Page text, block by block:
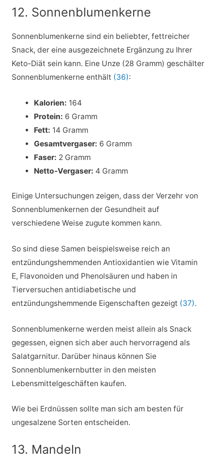
12. Sonnenblumenkerne
Sonnenblumenkerne sind ein beliebter, fettreicher
Snack, der eine ausgezeichnete Ergänzung zu Ihrer
Keto-Diät sein kann. Eine Unze (28 Gramm) geschälter
Sonnenblumenkerne enthält (36):
Kalorien: 164
Protein: 6 Gramm
Fett: 14 Gramm
Gesamtvergaser: 6 Gramm
Faser: 2 Gramm
Netto-Vergaser: 4 Gramm
Einige Untersuchungen zeigen, dass der Verzehr von
Sonnenblumenkernen der Gesundheit auf
verschiedene Weise zugute kommen kann.
So sind diese Samen beispielsweise reich an
entzündungshemmenden Antioxidantien wie Vitamin
E, Flavonoiden und Phenolsäuren und haben in
Tierversuchen antidiabetische und
entzündungshemmende Eigenschaften gezeigt (37).
Sonnenblumenkerne werden meist allein als Snack
gegessen, eignen sich aber auch hervorragend als
Salatgarnitur. Darüber hinaus können Sie
Sonnenblumenkernbutter in den meisten
Lebensmittelgeschäften kaufen.
Wie bei Erdnüssen sollte man sich am besten für
ungesalzene Sorten entscheiden.
13. Mandeln